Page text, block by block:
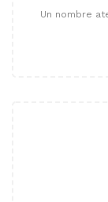
Un nombre